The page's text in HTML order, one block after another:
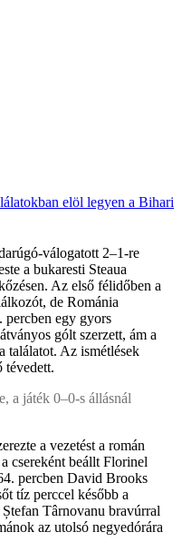
elöl legyen a Bihari
válogatott 2–1-re
a bukaresti Steaua
Az első félidőben a
de Románia
percben egy gyors
gólt szerzett, ám a
találatot. Az ismétlések
tévedett.
a játék 0–0-s állásnál
a vezetést a román
csereként beállt Florinel
percben David Brooks
tíz perccel később a
Târnovanu bravúrral
az utolsó negyedórára